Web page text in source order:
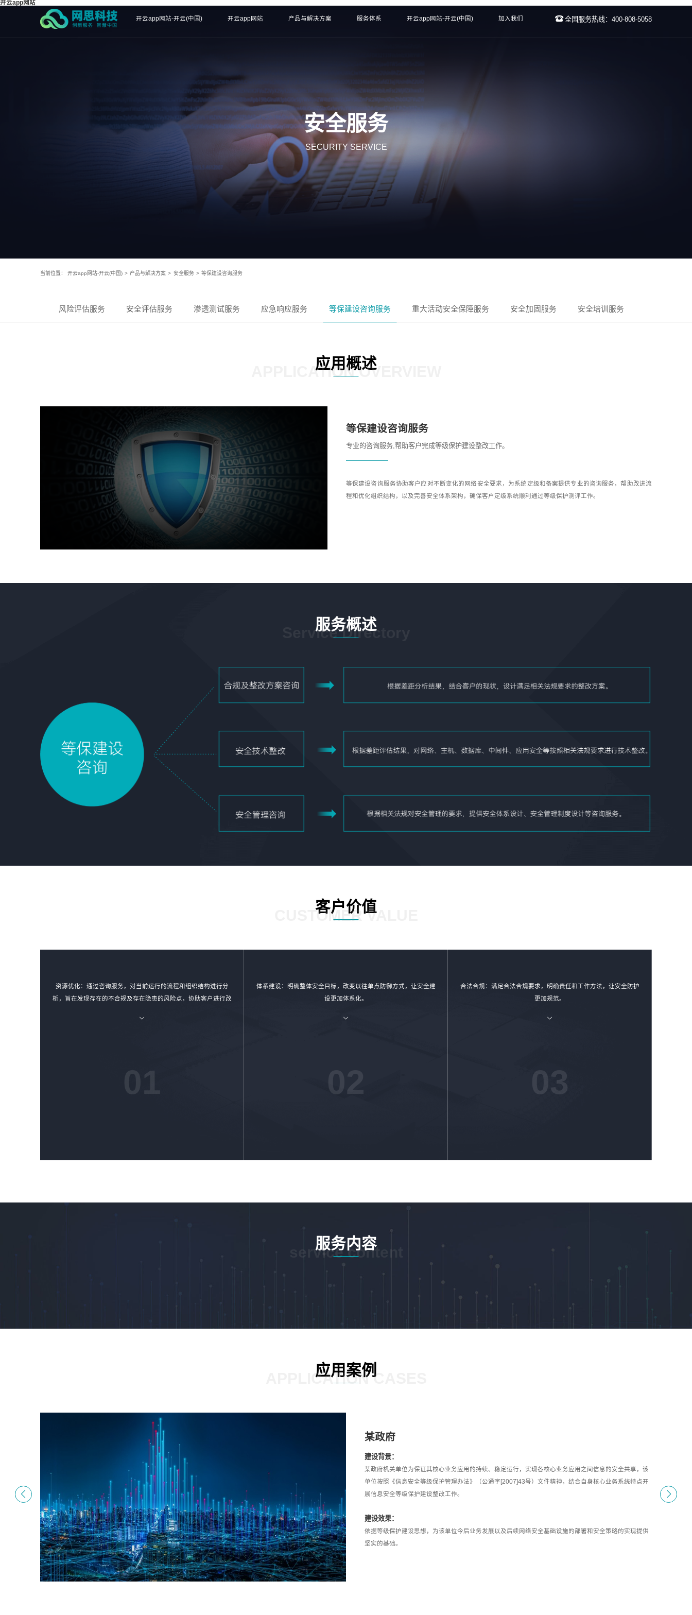
开云app网站
开云app网站-开云(中国) 开云app网站 产品与解决方案 服务体系 开云app网站-开云(中国) 加入我们 全国服务热线：400-808-5058
安全服务
SECURITY SERVICE
当前位置： 开云app网站-开云(中国) > 产品与解决方案 > 安全服务 > 等保建设咨询服务
风险评估服务 安全评估服务 渗透测试服务 应急响应服务 等保建设咨询服务 重大活动安全保障服务 安全加固服务 安全培训服务
应用概述
APPLICATION OVERVIEW
等保建设咨询服务
专业的咨询服务,帮助客户完成等级保护建设整改工作。
等保建设咨询服务协助客户应对不断变化的网络安全要求，为系统定级和备案提供专业的咨询服务，帮助改进流
程和优化组织结构，以及完善安全体系架构，确保客户定级系统顺利通过等级保护测评工作。
服务概述
Service Directory
客户价值
CUSTOMER VALUE
资源优化：通过咨询服务，对当前运行的流程和组织结构进行分
析，旨在发现存在的不合规及存在隐患的风险点，协助客户进行改
01
体系建设：明确整体安全目标，改变以往单点防御方式，让安全建
设更加体系化。
02
合法合规：满足合法合规要求，明确责任和工作方法，让安全防护
更加规范。
03
服务内容
service content
应用案例
APPLICATION CASES
某政府
建设背景：
某政府机关单位为保证其核心业务应用的持续、稳定运行，实现各核心业务应用之间信息的安全共享，该
单位按照《信息安全等级保护管理办法》（公通字[2007]43号）文件精神，结合自身核心业务系统特点开
展信息安全等级保护建设整改工作。
建设效果：
依据等级保护建设思想，为该单位今后业务发展以及后续网络安全基础设施的部署和安全策略的实现提供
坚实的基础。